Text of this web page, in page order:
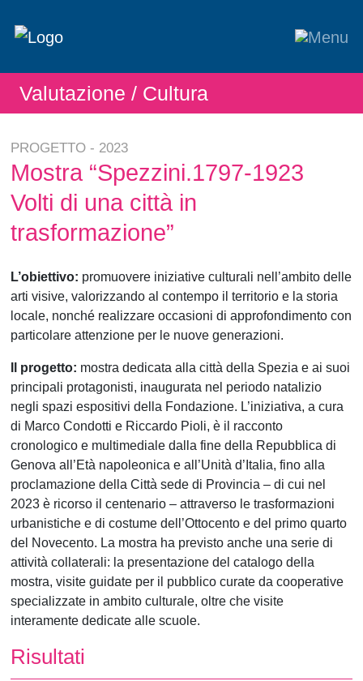
Valutazione / Cultura
PROGETTO - 2023
Mostra “Spezzini.1797-1923
Volti di una città in
trasformazione”
L’obiettivo: promuovere iniziative culturali nell’ambito delle
arti visive, valorizzando al contempo il territorio e la storia
locale, nonché realizzare occasioni di approfondimento con
particolare attenzione per le nuove generazioni.
Il progetto: mostra dedicata alla città della Spezia e ai suoi
principali protagonisti, inaugurata nel periodo natalizio
negli spazi espositivi della Fondazione. L’iniziativa, a cura
di Marco Condotti e Riccardo Pioli, è il racconto
cronologico e multimediale dalla fine della Repubblica di
Genova all’Età napoleonica e all’Unità d’Italia, fino alla
proclamazione della Città sede di Provincia – di cui nel
2023 è ricorso il centenario – attraverso le trasformazioni
urbanistiche e di costume dell’Ottocento e del primo quarto
del Novecento. La mostra ha previsto anche una serie di
attività collaterali: la presentazione del catalogo della
mostra, visite guidate per il pubblico curate da cooperative
specializzate in ambito culturale, oltre che visite
interamente dedicate alle scuole.
Risultati